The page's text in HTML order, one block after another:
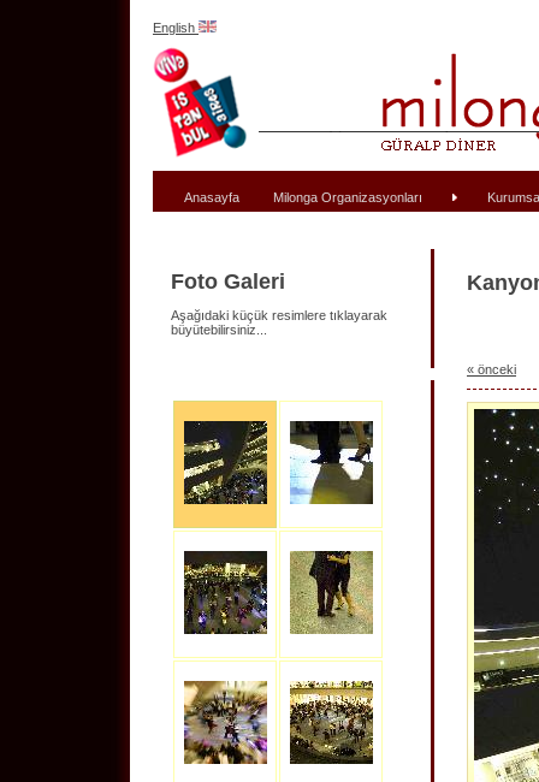
English
Anasayfa Milonga Organizasyonları
Foto Galeri
Aşağıdaki küçük resimlere tıklayarak
büyütebilirsiniz...
« önceki